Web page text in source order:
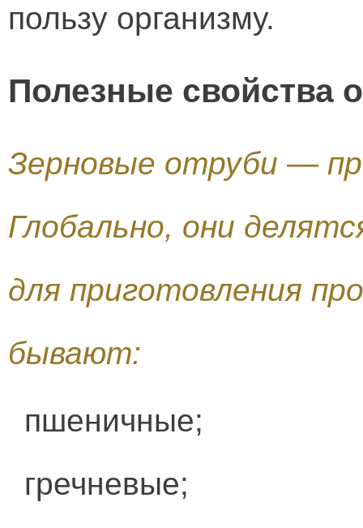
пользу организму.
Полезные свойства
Зерновые отруби —
Глобально, они
для приготовления
бывают:
пшеничные;
гречневые;